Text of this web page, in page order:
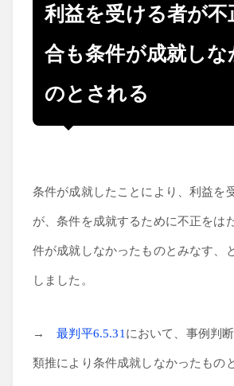
利益を受ける者が不
合も条件が成就しな
のとされる
条件が成就したことにより、利益を
が、条件を成就するために不正をは
件が成就しなかったものとみなす、
しました。
→最判平6.5.31 において、事例判
類推により条件成就しなかったもの